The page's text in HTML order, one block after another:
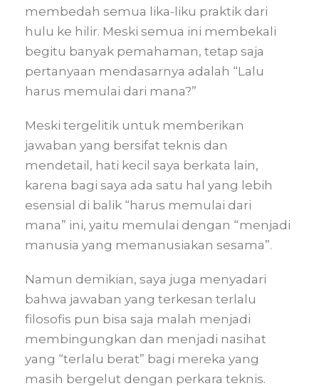
membedah semua lika-liku praktik dari
hulu ke hilir. Meski semua ini membekali
begitu banyak pemahaman, tetap saja
pertanyaan mendasarnya adalah “Lalu
harus memulai dari mana?”
Meski tergelitik untuk memberikan
jawaban yang bersifat teknis dan
mendetail, hati kecil saya berkata lain,
karena bagi saya ada satu hal yang lebih
esensial di balik “harus memulai dari
mana” ini, yaitu memulai dengan “menjadi
manusia yang memanusiakan sesama”.
Namun demikian, saya juga menyadari
bahwa jawaban yang terkesan terlalu
filosofis pun bisa saja malah menjadi
membingungkan dan menjadi nasihat
yang “terlalu berat” bagi mereka yang
masih bergelut dengan perkara teknis.